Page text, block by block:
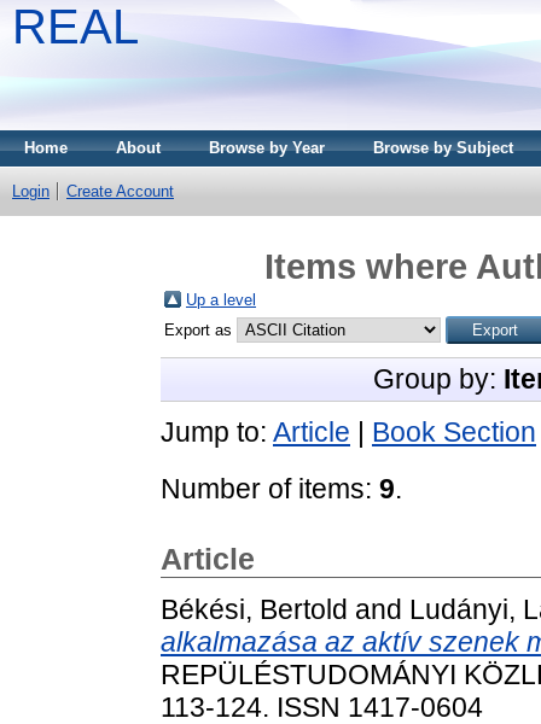
REAL
Home About Browse by Year Browse by Subject
Login Create Account
Items where
Up a level
Export as
Group by:
Jump to: Article | Book Section
Number of items: 9.
Article
Békési, Bertold and Ludányi,
alkalmazása az aktív szenek
REPÜLÉSTUDOMÁNYI
113-124. ISSN 1417-0604